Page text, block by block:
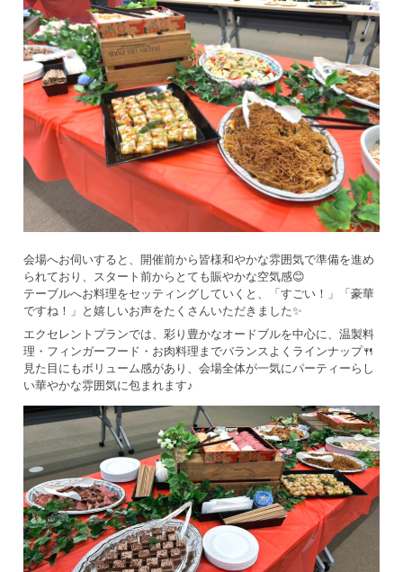
会場へお伺いすると、開催前から皆様和やかな雰囲気で準備を進め
られており、スタート前からとても賑やかな空気感😊
テーブルへお料理をセッティングしていくと、「すごい！」「豪華
ですね！」と嬉しいお声をたくさんいただきました✨
エクセレントプランでは、彩り豊かなオードブルを中心に、温製料
理・フィンガーフード・お肉料理までバランスよくラインナップ🍴
見た目にもボリューム感があり、会場全体が一気にパーティーらし
い華やかな雰囲気に包まれます♪